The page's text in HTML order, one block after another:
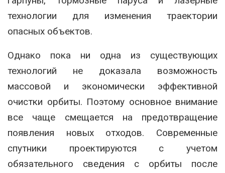
технологии для изменения траектории
опасных объектов.
Однако пока ни одна из существующих
технологий не доказала возможность
массовой и экономически эффективной
очистки орбиты. Поэтому основное внимание
все чаще смещается на предотвращение
появления новых отходов. Современные
спутники проектируются с учетом
обязательного сведения с орбиты после